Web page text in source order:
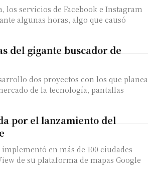
los servicios de Facebook e Instagram
algunas horas, algo que causó
del gigante buscador de
dos proyectos con los que planea
de la tecnología, pantallas
por el lanzamiento del
en más de 100 ciudades
de su plataforma de mapas Google